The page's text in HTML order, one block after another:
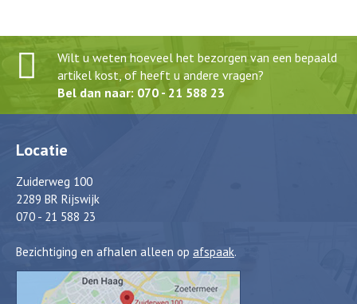
Wilt u weten hoeveel het bezorgen van een bepaald
artikel kost, of heeft u andere vragen?
Bel dan naar: 070 - 21 588 23
Locatie
Zuiderweg 100
2289 BR Rijswijk
070 - 21 588 23
Bezichtiging en afhalen alleen op afspaak.